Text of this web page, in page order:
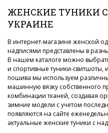
ЖЕНСКИЕ ТУНИКИ
УКРАИНЕ
В интернет-магазине женской
надписями представлены в
В нашем каталоге можно
и спортивные туники-
пошива мы используем
машинную вязку собственного
комбинации тканей, создавая
зимние модели с учетом
появляются на сайте
актуальные женские туники с